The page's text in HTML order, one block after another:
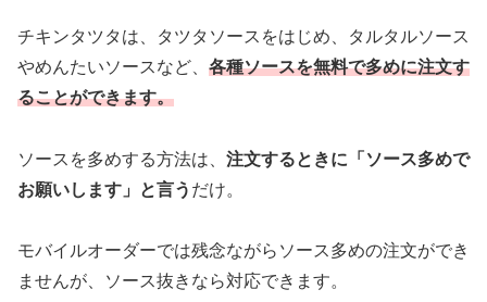
チキンタツタは、タツタソースをはじめ、タルタルソース
やめんたいソースなど、 各種ソースを無料で多めに注文す
ることができます。
ソースを多めする方法は、 注文するときに「ソース多めで
お願いします」と言う だけ。
モバイルオーダーでは残念ながらソース多めの注文ができ
ませんが、ソース抜きなら対応できます。